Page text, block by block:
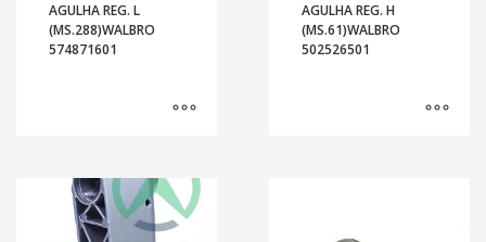
AGULHA REG. L
(MS.288)WALBRO
574871601
AGULHA REG. H
(MS.61)WALBRO
502526501